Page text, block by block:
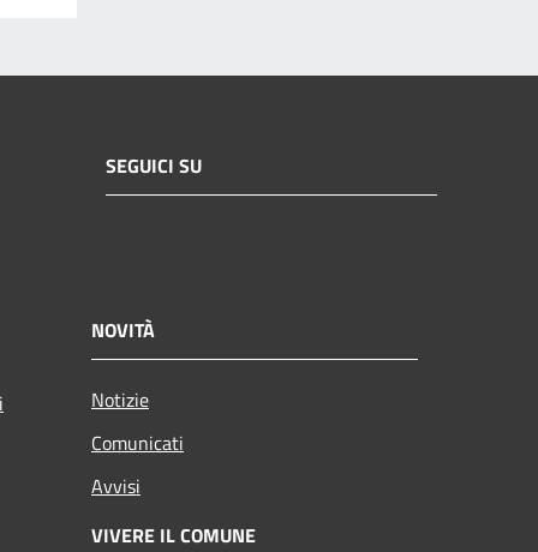
SEGUICI SU
NOVITÀ
Notizie
Comunicati
Avvisi
VIVERE IL COMUNE